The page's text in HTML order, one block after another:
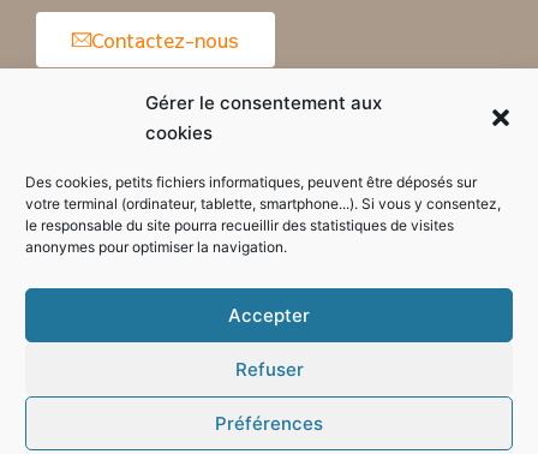
Gérer le consentement aux
cookies
Des cookies, petits fichiers informatiques, peuvent être déposés sur
votre terminal (ordinateur, tablette, smartphone...). Si vous y consentez,
le responsable du site pourra recueillir des statistiques de visites
anonymes pour optimiser la navigation.
Accepter
Refuser
Préférences
Contactez-nous
Horaires d'ouverture de la mairie
Mode sombre :